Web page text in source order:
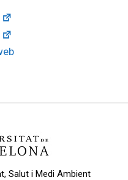
Salut i Medi Ambient